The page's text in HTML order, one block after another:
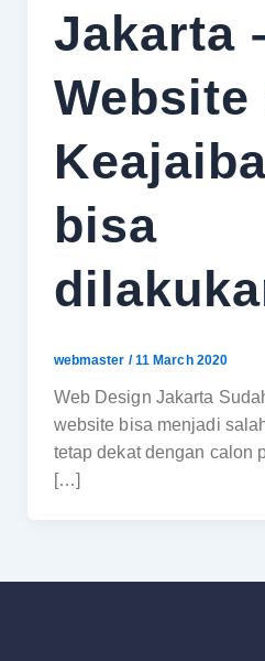
Jakarta
Website
bisa
webmaster /11 March 2020
Web Design Jakarta
website bisa menjadi
tetap dekat dengan calon
[…]